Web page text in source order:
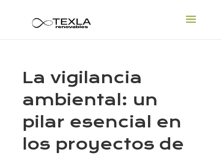
La vigilancia
ambiental: un
pilar esencial en
los proyectos de